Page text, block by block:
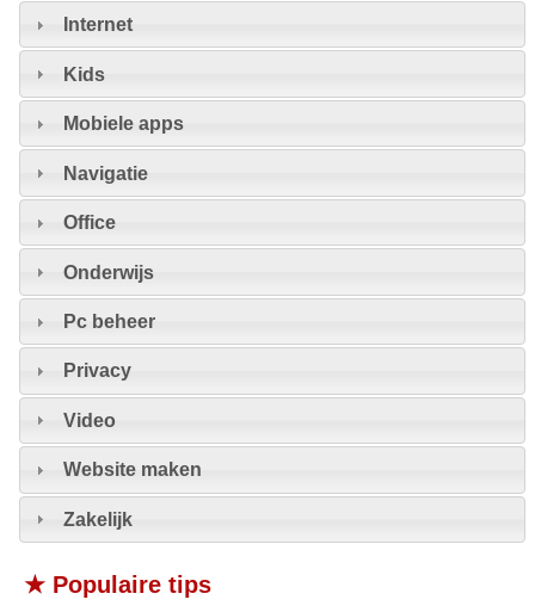
Internet
Kids
Mobiele apps
Navigatie
Office
Onderwijs
Pc beheer
Privacy
Video
Website maken
Zakelijk
★ Populaire tips